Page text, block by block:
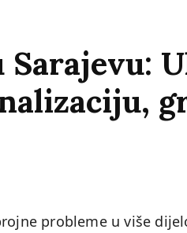
probleme u više